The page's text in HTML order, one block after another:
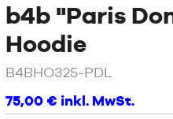
b4b "Paris
Hoodie/
B4BHO325-PDL
75,00 € inkl. MwSt.